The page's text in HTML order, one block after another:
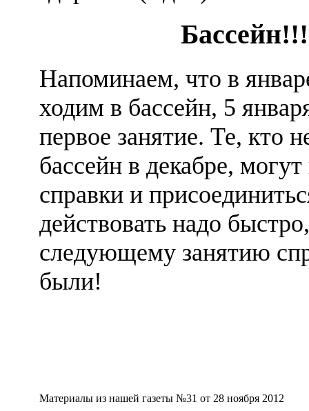
Бассейн!!!
Напоминаем, что в
ходим в бассейн, 5
первое занятие. Те, кто
бассейн в декабре,
справки и
действовать надо
следующему занятию
были!
Материалы из нашей газеты №31 от 28 ноября 2012